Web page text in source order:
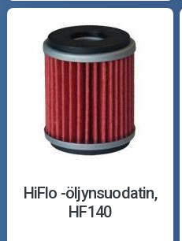
HiFlo -öljynsuodatin,
HF140